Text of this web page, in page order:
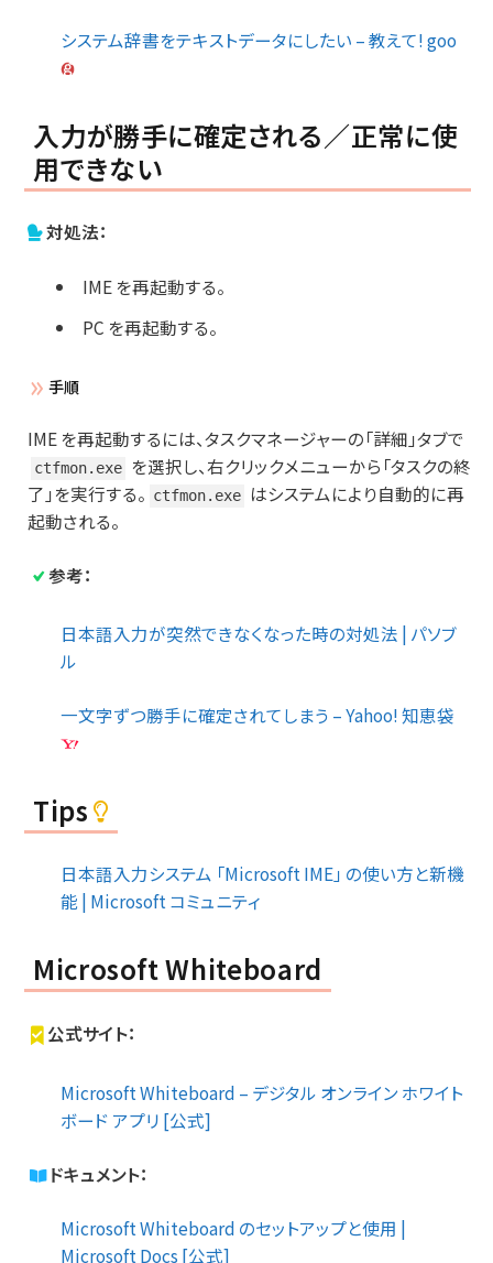
システム辞書をテキストデータにしたい – 教えて! goo
入力が勝手に確定される／正常に使
用できない
対処法：
IME を再起動する。
PC を再起動する。
手順
IME を再起動するには、タスクマネージャーの「詳細」タブで
ctfmon.exe
を選択し、右クリックメニューから「タスクの終
了」を実行する。 ctfmon.exe
はシステムにより自動的に再
起動される。
参考：
日本語入力が突然できなくなった時の対処法 | パソブ
ル
一文字ずつ勝手に確定されてしまう – Yahoo! 知恵袋
Tips
日本語入力システム 「Microsoft IME」 の使い方と新機
能 | Microsoft コミュニティ
Microsoft Whiteboard
公式サイト：
Microsoft Whiteboard – デジタル オンライン ホワイト
ボード アプリ [公式]
ドキュメント：
Microsoft Whiteboard のセットアップと使用 |
Microsoft Docs [公式]